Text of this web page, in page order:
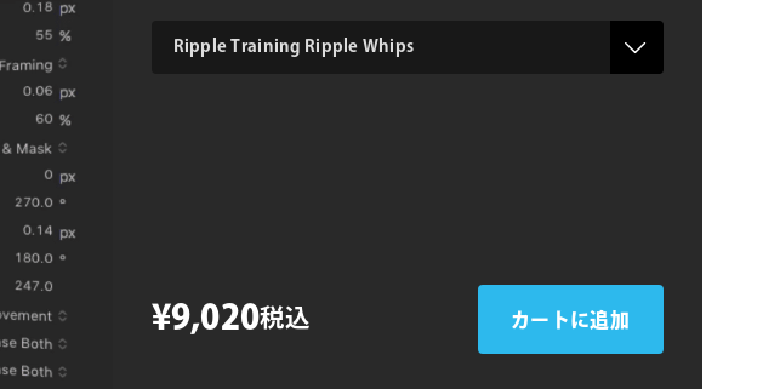
ゲ
ー
product
¥9,020税込 カートに追加